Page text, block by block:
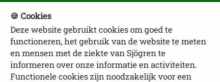
NVSP Ledenlogin
🍪 Cookies
Deze website gebruikt cookies om goed te
functioneren, het gebruik van de website te meten
en mensen met de ziekte van Sjögren te
informeren over onze informatie en activiteiten.
Functionele cookies zijn noodzakelijk voor een